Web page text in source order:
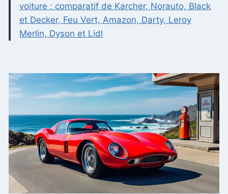
voiture : comparatif de Karcher, Norauto, Black
et Decker, Feu Vert, Amazon, Darty, Leroy
Merlin, Dyson et Lidl